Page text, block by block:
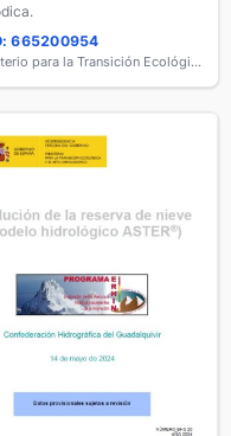
665200954
Ministerio para la Transición Ecológica y el Reto Demográfico